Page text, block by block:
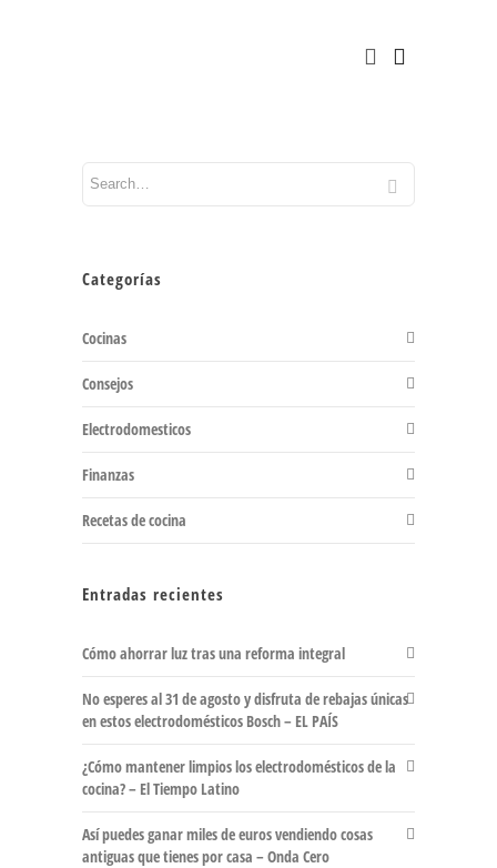
Categorías
Cocinas
Consejos
Electrodomesticos
Finanzas
Recetas de cocina
Entradas recientes
Cómo ahorrar luz tras una reforma integral
No esperes al 31 de agosto y disfruta de rebajas únicas
en estos electrodomésticos Bosch – EL PAÍS
¿Cómo mantener limpios los electrodomésticos de la
cocina? – El Tiempo Latino
Así puedes ganar miles de euros vendiendo cosas
antiguas que tienes por casa – Onda Cero